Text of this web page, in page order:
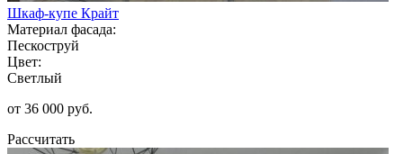
Шкаф-купе Крайт
Материал фасада:
Пескоструй
Цвет:
Светлый
от 36 000 руб.
Рассчитать